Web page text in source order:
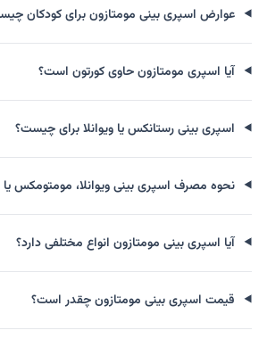
عوارض اسپری بینی مومتازون برای کودکان
آیا اسپری مومتازون حاوی کورتون است؟
اسپری بینی رستانکس یا ویوانلا برای چیست؟
نحوه مصرف اسپری بینی ویوانلا، مومتومکس
آیا اسپری بینی مومتازون انواع مختلفی دارد؟
قیمت اسپری بینی مومتازون چقدر است؟